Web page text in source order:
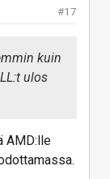
#17
kuin
ulos
AMD:lle